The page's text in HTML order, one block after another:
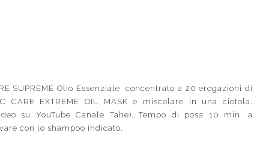
SUPREME Olio Essenziale concentrato a 20 erogazioni di
CARE EXTREME OIL MASK e miscelare in una ciotola.
su YouTube Canale Tahe). Tempo di posa 10 min. a
con lo shampoo indicato.